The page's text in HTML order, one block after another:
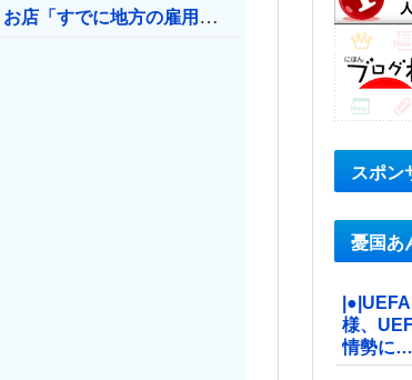
日本のお店、時給1500円でもミャンマー人に次々と逃げられてしまう。お店「すでに地方の雇用は崩壊」
スポン
憂国あ
様、
情勢に